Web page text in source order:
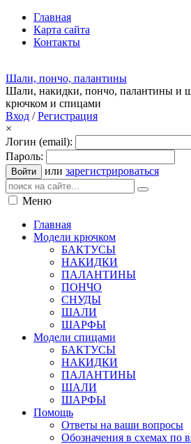
Главная
Карта сайта
Контакты
Шали, пончо, палантины
Шали, накидки, пончо, палантины и
крючком и спицами
Вход /Регистрация
×
Логин (email):
Пароль:
Войти или зарегистрироваться
Меню
Главная
Модели крючком
БАКТУСЫ
НАКИДКИ
ПАЛАНТИНЫ
ПОНЧО
СНУДЫ
ШАЛИ
ШАРФЫ
Модели спицами
БАКТУСЫ
НАКИДКИ
ПАЛАНТИНЫ
ШАЛИ
ШАРФЫ
Помощь
Ответы на ваши вопросы
Обозначения в схемах по